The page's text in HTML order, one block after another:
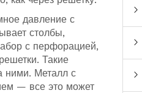
давление с
столбы,
с перфорацией,
. Такие
ними. Металл с
— все это может